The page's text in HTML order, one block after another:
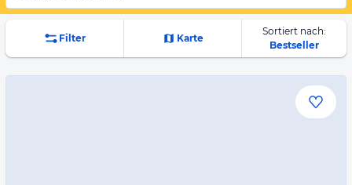
Filter Karte
Sortiert nach:
Bestseller